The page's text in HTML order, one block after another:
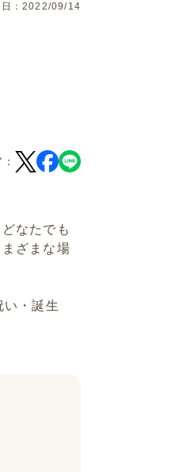
日：2022/09/14
なたでも
ざまな場
い・誕生